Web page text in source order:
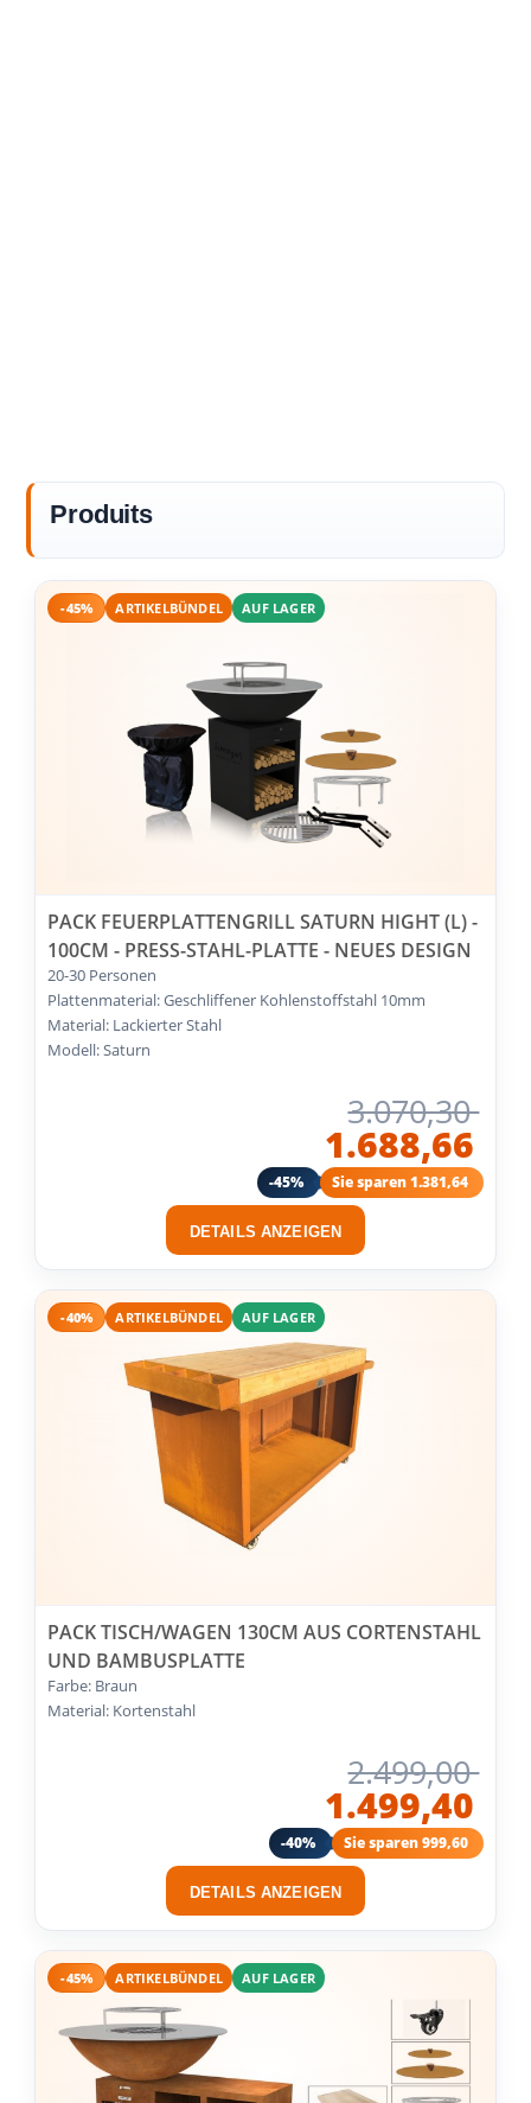
Produits
-45% ARTIKELBÜNDEL AUF LAGER
PACK FEUERPLATTENGRILL SATURN HIGHT (L) -
100CM - PRESS-STAHL-PLATTE - NEUES DESIGN
20-30 Personen
Plattenmaterial: Geschliffener Kohlenstoffstahl 10mm
Material: Lackierter Stahl
Modell: Saturn
3.070,30
1.688,66
-45% Sie sparen 1.381,64
DETAILS ANZEIGEN
-40% ARTIKELBÜNDEL AUF LAGER
PACK TISCH/WAGEN 130CM AUS CORTENSTAHL
UND BAMBUSPLATTE
Farbe: Braun
Material: Kortenstahl
2.499,00
1.499,40
-40% Sie sparen 999,60
DETAILS ANZEIGEN
-45% ARTIKELBÜNDEL AUF LAGER